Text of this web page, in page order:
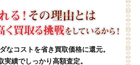
なコストを省き買取価格に還元。
実績でしっかり高額査定。